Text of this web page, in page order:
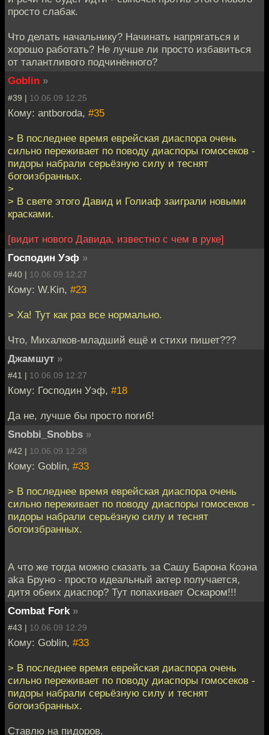
просто слабак.
Что делать начальнику? Начинать напрягаться и
хорошо работать? Не лучше ли просто избавиться
от талантливого подчинённого?
Goblin »
#39 | 10.06.09 12:25
Кому: antboroda, #35
> В последнее время еврейская диаспора очень
сильно переживает по поводу диаспоры гомосеков -
пидоры набрали серьёзную силу и теснят
богоизбранных.
>
> В свете этого Давид и Голиаф заиграли новыми
красками.
[видит нового Давида, известно с чем в руке]
Господин Уэф »
#40 | 10.06.09 12:27
Кому: W.Kin, #23
> Ха! Тут как раз все нормально.
Что, Михалков-младший ещё и стихи пишет???
Джамшут »
#41 | 10.06.09 12:27
Кому: Господин Уэф, #18
Да не, лучше бы просто погиб!
Snobbi_Snobbs »
#42 | 10.06.09 12:28
Кому: Goblin, #33
> В последнее время еврейская диаспора очень
сильно переживает по поводу диаспоры гомосеков -
пидоры набрали серьёзную силу и теснят
богоизбранных.
А что же тогда можно сказать за Сашу Барона Коэна
aka Бруно - просто идеальный актер получается,
дитя обеих диаспор? Тут попахивает Оскаром!!!
Combat Fork »
#43 | 10.06.09 12:29
Кому: Goblin, #33
> В последнее время еврейская диаспора очень
сильно переживает по поводу диаспоры гомосеков -
пидоры набрали серьёзную силу и теснят
богоизбранных.
Ставлю на пидоров.